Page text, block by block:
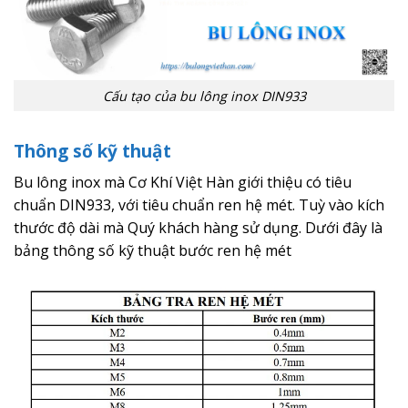
Cấu tạo của bu lông inox DIN933
Thông số kỹ thuật
Bu lông inox mà Cơ Khí Việt Hàn giới thiệu có tiêu
chuẩn DIN933, với tiêu chuẩn ren hệ mét. Tuỳ vào kích
thước độ dài mà Quý khách hàng sử dụng. Dưới đây là
bảng thông số kỹ thuật bước ren hệ mét